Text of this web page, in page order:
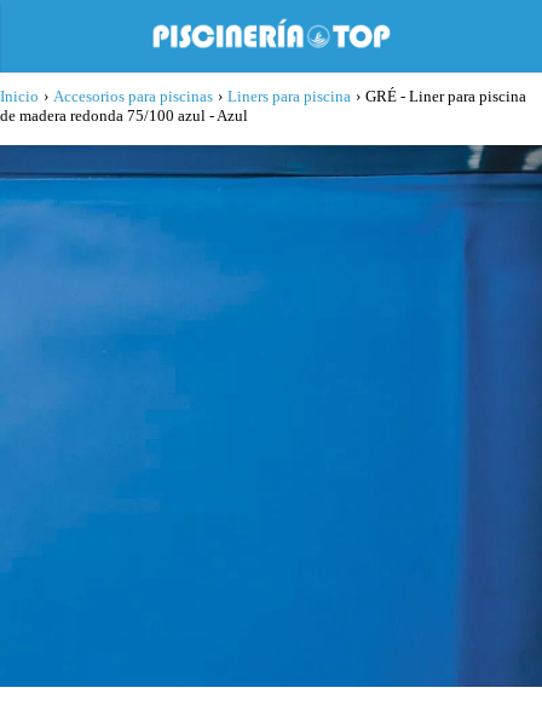
Inicio › Accesorios para piscinas › Liners para piscina › GRÉ - Liner para piscina
de madera redonda 75/100 azul - Azul